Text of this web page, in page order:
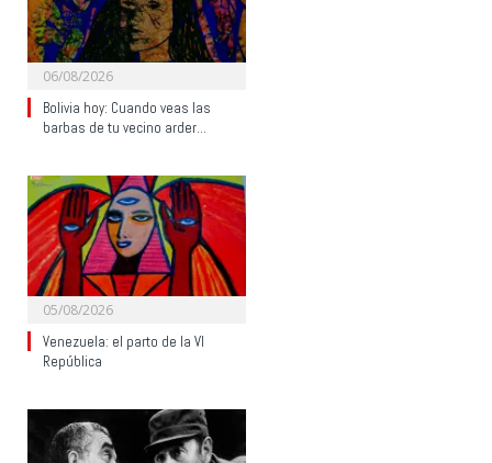
06/08/2026
Bolivia hoy: Cuando veas las
barbas de tu vecino arder…
05/08/2026
Venezuela: el parto de la VI
República